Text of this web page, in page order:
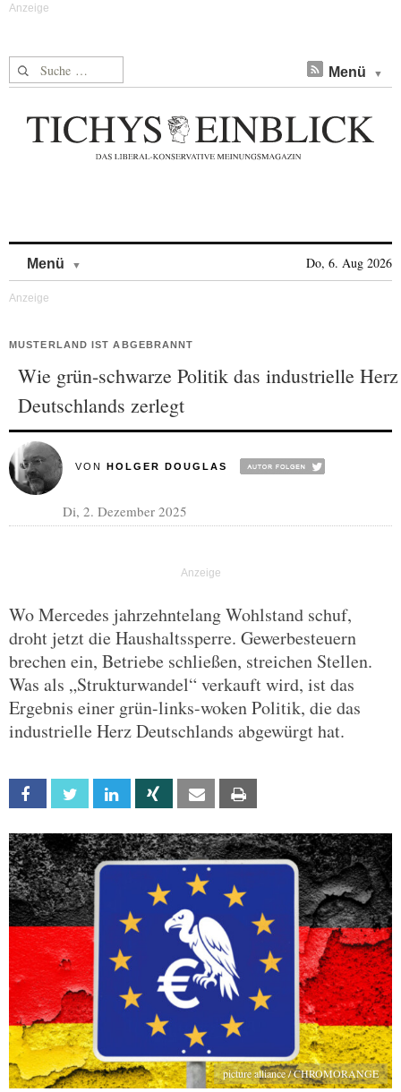
Suche nach: Menü
Menü Do, 6. Aug 2026
MUSTERLAND IST ABGEBRANNT
Wie grün-schwarze Politik das industrielle Herz
Deutschlands zerlegt
VON HOLGER DOUGLAS
Di, 2. Dezember 2025
Wo Mercedes jahrzehntelang Wohlstand schuf,
droht jetzt die Haushaltssperre. Gewerbesteuern
brechen ein, Betriebe schließen, streichen Stellen.
Was als „Strukturwandel“ verkauft wird, ist das
Ergebnis einer grün-links-woken Politik, die das
industrielle Herz Deutschlands abgewürgt hat.
Facebook Twitter Linkedin Xing Email
picture alliance / CHROMORANGE